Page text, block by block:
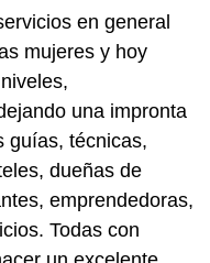
en general
mujeres y hoy
una impronta
guías, técnicas,
dueñas de
emprendedoras,
Todas con